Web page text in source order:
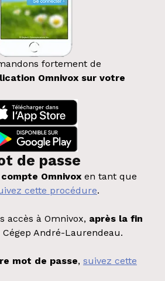
fortement de
Omnivox sur votre
de passe
Omnivox en tant que
cette procédure.
accès à Omnivox, après la fin
Cégep André-Laurendeau.
mot de passe, suivez cette